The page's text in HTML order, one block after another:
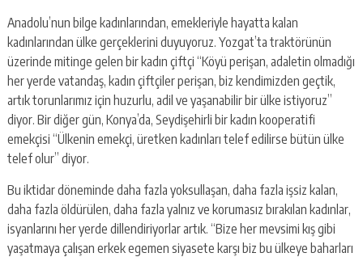
Anadolu’nun bilge kadınlarından, emekleriyle hayatta kalan
kadınlarından ülke gerçeklerini duyuyoruz. Yozgat’ta traktörünün
üzerinde mitinge gelen bir kadın çiftçi “Köyü perişan, adaletin olmadığı
her yerde vatandaş, kadın çiftçiler perişan, biz kendimizden geçtik,
artık torunlarımız için huzurlu, adil ve yaşanabilir bir ülke istiyoruz”
diyor. Bir diğer gün, Konya’da, Seydişehirli bir kadın kooperatifi
emekçisi “Ülkenin emekçi, üretken kadınları telef edilirse bütün ülke
telef olur” diyor.
Bu iktidar döneminde daha fazla yoksullaşan, daha fazla işsiz kalan,
daha fazla öldürülen, daha fazla yalnız ve korumasız bırakılan kadınlar,
isyanlarını her yerde dillendiriyorlar artık. “Bize her mevsimi kış gibi
yaşatmaya çalışan erkek egemen siyasete karşı biz bu ülkeye baharları